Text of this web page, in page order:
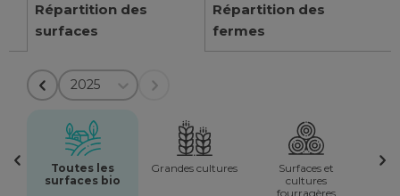
Répartition des
surfaces
Répartition des
fermes
2025
Toutes les
surfaces bio
Grandes cultures
Surfaces et
cultures
fourragères